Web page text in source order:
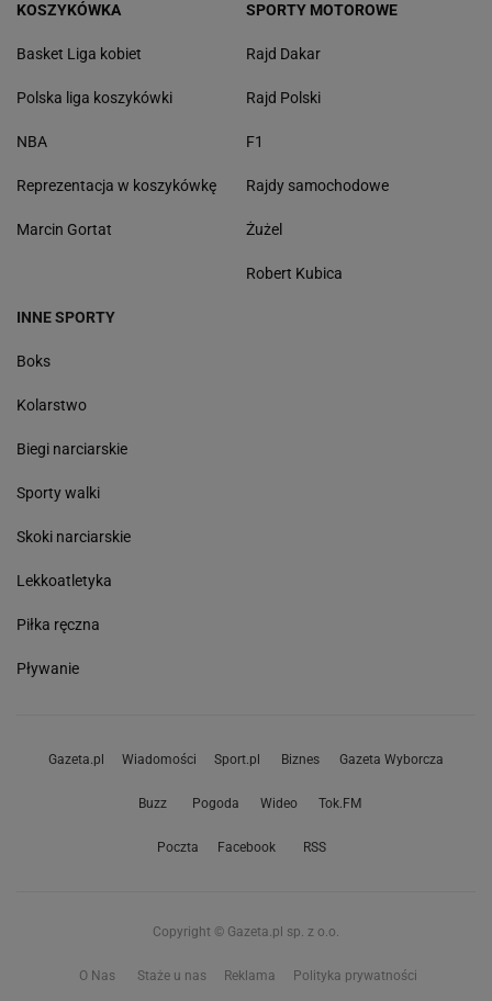
KOSZYKÓWKA
Basket Liga kobiet
Polska liga koszykówki
NBA
Reprezentacja w koszykówkę
Marcin Gortat
SPORTY MOTOROWE
Rajd Dakar
Rajd Polski
F1
Rajdy samochodowe
Żużel
Robert Kubica
INNE SPORTY
Boks
Kolarstwo
Biegi narciarskie
Sporty walki
Skoki narciarskie
Lekkoatletyka
Piłka ręczna
Pływanie
Gazeta.pl Wiadomości Sport.pl Biznes Gazeta Wyborcza
Buzz Pogoda Wideo Tok.FM
Poczta Facebook RSS
Copyright © Gazeta.pl sp. z o.o.
O Nas Staże u nas Reklama Polityka prywatności